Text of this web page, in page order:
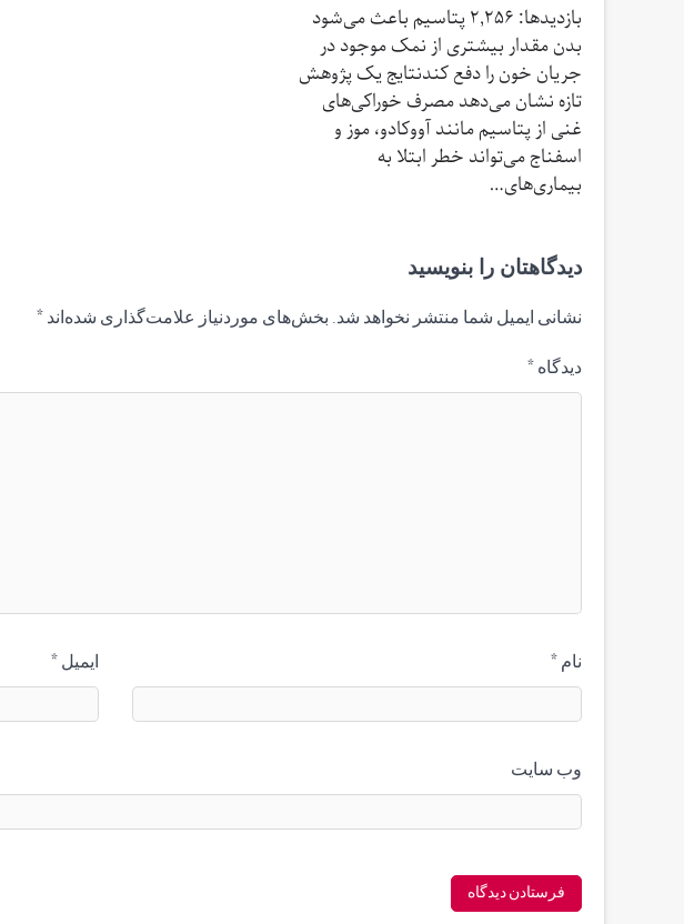
بازدیدها: 2,256 پتاسیم باعث می‌شود
بدن مقدار بیشتری از نمک موجود در
جریان خون را دفع کندنتایج یک پژوهش
تازه نشان می‌دهد مصرف خوراکی‌های
غنی از پتاسیم مانند آووکادو، موز و
اسفناج می‌تواند خطر ابتلا به
بیماری‌های…
دیدگاهتان را بنویسید
نشانی ایمیل شما منتشر نخواهد شد. بخش‌های موردنیاز علامت‌گذاری شده‌اند *
دیدگاه *
نام * ایمیل *
وب‌ سایت